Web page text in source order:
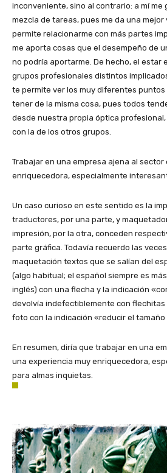
inconveniente, sino al contrario: a mí
mezcla de tareas, pues me da una mejor
permite relacionarme con más partes
me aporta cosas que el desempeño de
no podría aportarme. De hecho, el estar
grupos profesionales distintos
te permite ver los muy diferentes
tener de la misma cosa, pues todos
desde nuestra propia óptica
con la de los otros grupos.
Trabajar en una empresa ajena al
enriquecedora, especialmente
Un caso curioso en este sentido es la
traductores, por una parte, y
impresión, por la otra, conceden
parte gráfica. Todavía recuerdo las
maquetación textos que se salían del
(algo habitual; el español siempre es
inglés) con una flecha y la indicación
devolvía indefectiblemente con
foto con la indicación «reducir el tamaño
En resumen, diría que trabajar en una
una experiencia muy enriquecedora,
para almas inquietas.